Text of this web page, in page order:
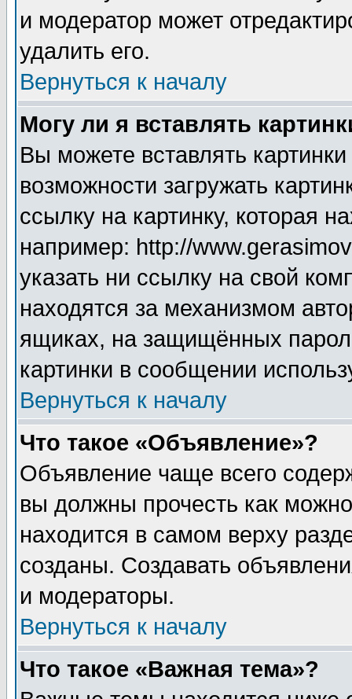
и модератор может
удалить его.
Вернуться к началу
Могу ли я вставлять
Вы можете вставлять
возможности загружать
ссылку на картинку, которая
например: http://
указать ни ссылку на свой
находятся за механизмом
ящиках, на защищённых
картинки в сообщении
Вернуться к началу
Что такое «Объявление»?
Объявление чаще всего
вы должны прочесть как
находится в самом верху
созданы. Создавать
и модераторы.
Вернуться к началу
Что такое «Важная тема»?